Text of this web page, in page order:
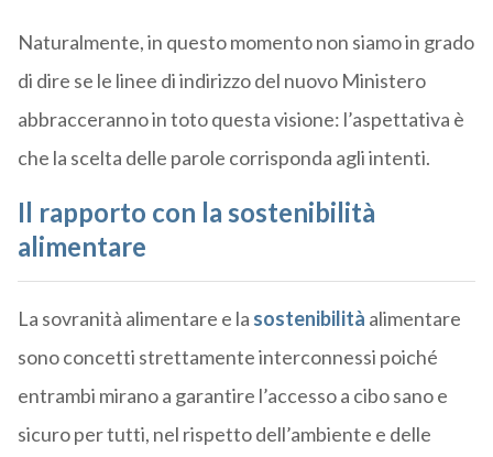
Naturalmente, in questo momento non siamo in grado
di dire se le linee di indirizzo del nuovo Ministero
abbracceranno in toto questa visione: l’aspettativa è
che la scelta delle parole corrisponda agli intenti.
Il rapporto con la sostenibilità
alimentare
La sovranità alimentare e la sostenibilità alimentare
sono concetti strettamente interconnessi poiché
entrambi mirano a garantire l’accesso a cibo sano e
sicuro per tutti, nel rispetto dell’ambiente e delle